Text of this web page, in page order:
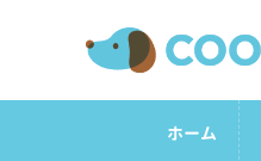
ホーム